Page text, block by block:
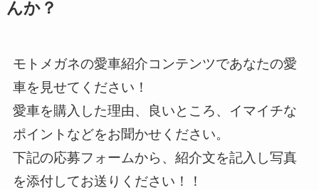
んか？
モトメガネの愛車紹介コンテンツであなたの愛
車を見せてください！
愛車を購入した理由、良いところ、イマイチな
ポイントなどをお聞かせください。
下記の応募フォームから、紹介文を記入し写真
を添付してお送りください！！